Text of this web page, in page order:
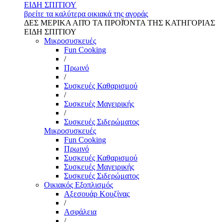
ΕΙΔΗ ΣΠΙΤΙΟΥ
βρείτε τα καλύτερα οικιακά της αγοράς
ΔΕΣ ΜΕΡΙΚΑ ΑΠΌ ΤΑ ΠΡΟΪΌΝΤΑ ΤΗΣ ΚΑΤΗΓΟΡΙΑΣ
ΕΙΔΗ ΣΠΙΤΙΟΥ
Μικροσυσκευές
Fun Cooking
/
Πρωινό
/
Συσκευές Καθαρισμού
/
Συσκευές Μαγειρικής
/
Συσκευές Σιδερώματος
Μικροσυσκευές
Fun Cooking
Πρωινό
Συσκευές Καθαρισμού
Συσκευές Μαγειρικής
Συσκευές Σιδερώματος
Οικιακός Εξοπλισμός
Αξεσουάρ Κουζίνας
/
Ασφάλεια